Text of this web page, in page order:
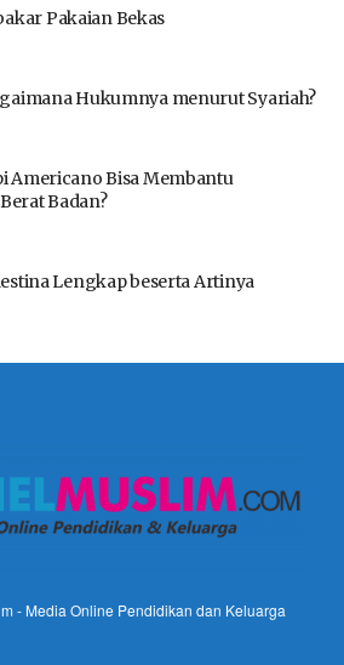
Pakaian Bekas
Hukumnya menurut Syariah?
Americano Bisa Membantu
Badan?
Lengkap beserta Artinya
- Media Online Pendidikan dan Keluarga